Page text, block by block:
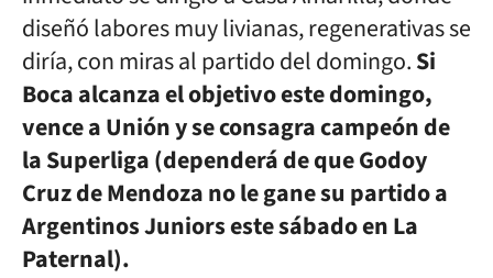
diseñó labores muy livianas, regenerativas se
diría, con miras al partido del domingo.Si
Boca alcanza el objetivo este domingo,
vence a Unión y se consagra campeón de
la Superliga (dependerá de que Godoy
Cruz de Mendoza no le gane su partido a
Argentinos Juniors este sábado en La
Paternal).